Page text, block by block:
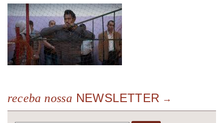
receba nossa NEWSLETTER